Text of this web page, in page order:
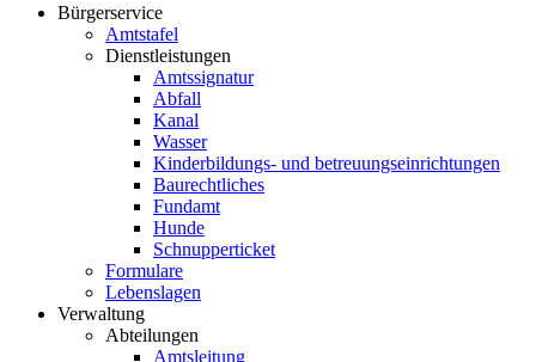
Bürgerservice
Amtstafel
Dienstleistungen
Amtssignatur
Abfall
Kanal
Wasser
Kinderbildungs- und betreuungseinrichtungen
Baurechtliches
Fundamt
Hunde
Schnupperticket
Formulare
Lebenslagen
Verwaltung
Abteilungen
Amtsleitung